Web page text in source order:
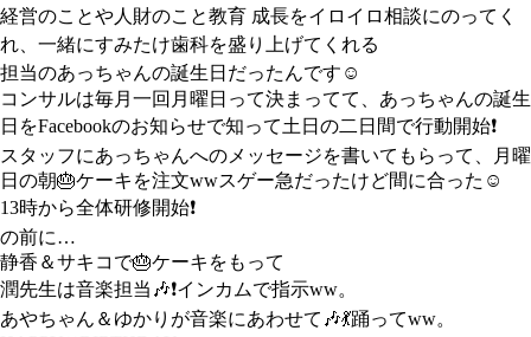
経営のことや人財のこと教育 成長をイロイロ相談にのってく
れ、一緒にすみたけ歯科を盛り上げてくれる
担当のあっちゃんの誕生日だったんです☺
コンサルは毎月一回月曜日って決まってて、あっちゃんの誕生
日をFacebookのお知らせで知って土日の二日間で行動開始❗
スタッフにあっちゃんへのメッセージを書いてもらって、月曜
日の朝🎂ケーキを注文wwスゲー急だったけど間に合った☺
13時から全体研修開始❗
の前に…
静香＆サキコで🎂ケーキをもって
潤先生は音楽担当🎶❗インカムで指示ww。
あやちゃん＆ゆかりが音楽にあわせて🎶💃踊ってww。